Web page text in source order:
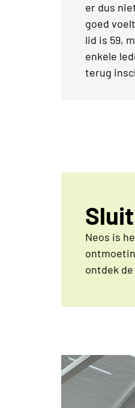
er dus
goed
lid is 59,
enkele
terug
Neos is
ontdek